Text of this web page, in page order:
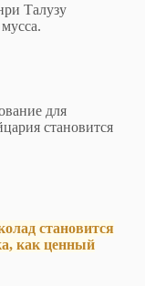
Талузу
для
становится
становится
как ценный